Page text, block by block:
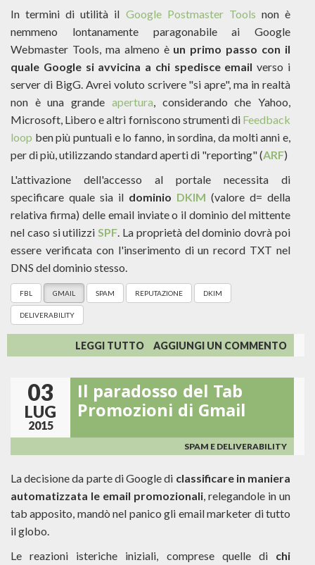
L'EMAIL
MARKETING?
In termini di utilità il Google Postmaster Tools non è
nemmeno lontanamente paragonabile ai Google
Webmaster Tools, ma almeno è un primo passo con il
quale Google si avvicina a chi spedisce email verso i
server di BigG. Avrei voluto scrivere "si apre", ma in realtà
non è una grande apertura, considerando che Yahoo,
Microsoft, Libero e altri forniscono strumenti di Feedback
loop ben più puntuali e lo fanno, in sordina, da molti anni e,
per di più, utilizzando standard aperti di "reporting" (ARF)
L'attivazione dell'accesso al portale necessita di
specificare quale sia il dominio DKIM (valore d= della
relativa firma) delle email inviate o il dominio del mittente
nel caso si utilizziSPF. La proprietà del dominio dovrà poi
essere verificata con l'inserimento di un record TXT nel
DNS del dominio stesso.
FBL GMAIL SPAM REPUTAZIONE DKIM
DELIVERABILITY
LEGGI TUTTO SU
GOOGLE
TOOLS:
LA
GESTIONE
SECONDO
AGGIUNGI UN COMMENTO
03
LUG
2015
Il paradosso del Tab
Promozioni di Gmail
SPAM E DELIVERABILITY
La decisione da parte di Google di classificare in maniera
automatizzata le email promozionali, relegandole in un
tab apposito, mandò nel panico gli email marketer di tutto
il globo.
Le reazioni isteriche iniziali, comprese quelle di chi